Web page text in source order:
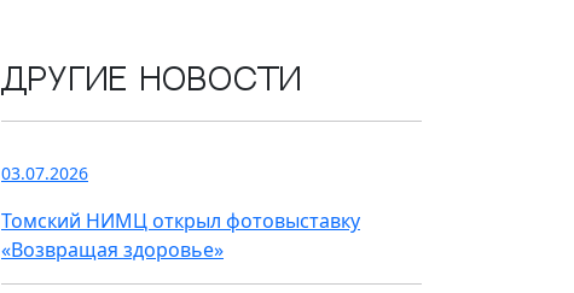
Другие новости
03.07.2026
Томский НИМЦ открыл фотовыставку
«Возвращая здоровье»